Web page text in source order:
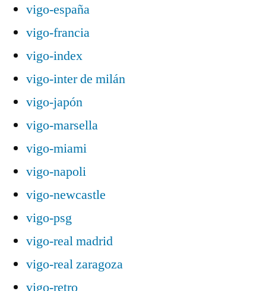
vigo-españa
vigo-francia
vigo-index
vigo-inter de milán
vigo-japón
vigo-marsella
vigo-miami
vigo-napoli
vigo-newcastle
vigo-psg
vigo-real madrid
vigo-real zaragoza
vigo-retro